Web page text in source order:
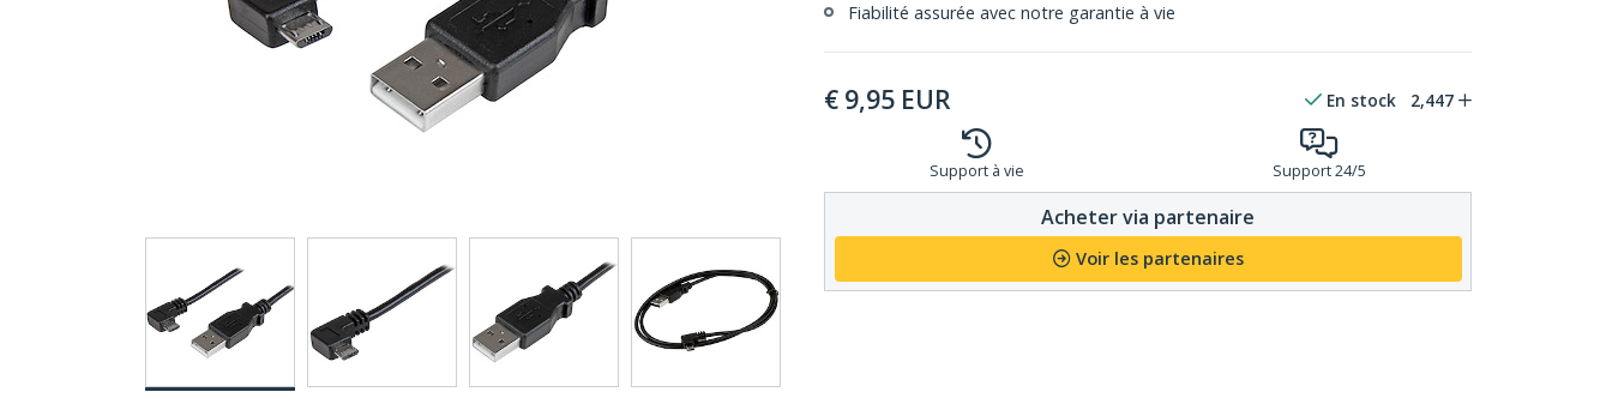
Fiabilité assurée avec notre garantie à vie
€ 9,95 EUR En stock 2,447
Support à vie Support 24/5
Acheter via partenaire
Voir les partenaires